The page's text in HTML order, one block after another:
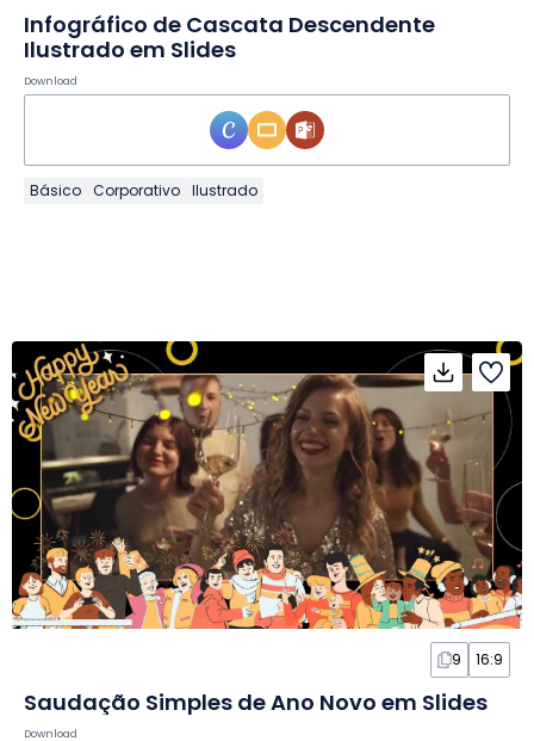
Infográfico de Cascata Descendente
Ilustrado em Slides
Download
Básico Corporativo Ilustrado
9 16:9
Saudação Simples de Ano Novo em Slides
Download